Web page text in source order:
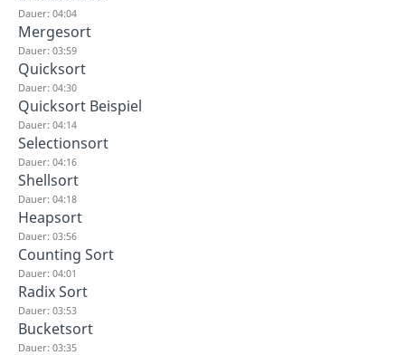
Dauer: 04:04
Mergesort
Dauer: 03:59
Quicksort
Dauer: 04:30
Quicksort Beispiel
Dauer: 04:14
Selectionsort
Dauer: 04:16
Shellsort
Dauer: 04:18
Heapsort
Dauer: 03:56
Counting Sort
Dauer: 04:01
Radix Sort
Dauer: 03:53
Bucketsort
Dauer: 03:35